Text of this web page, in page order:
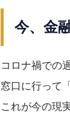
今、金
コロナ禍での
窓口に行って
これが今の現